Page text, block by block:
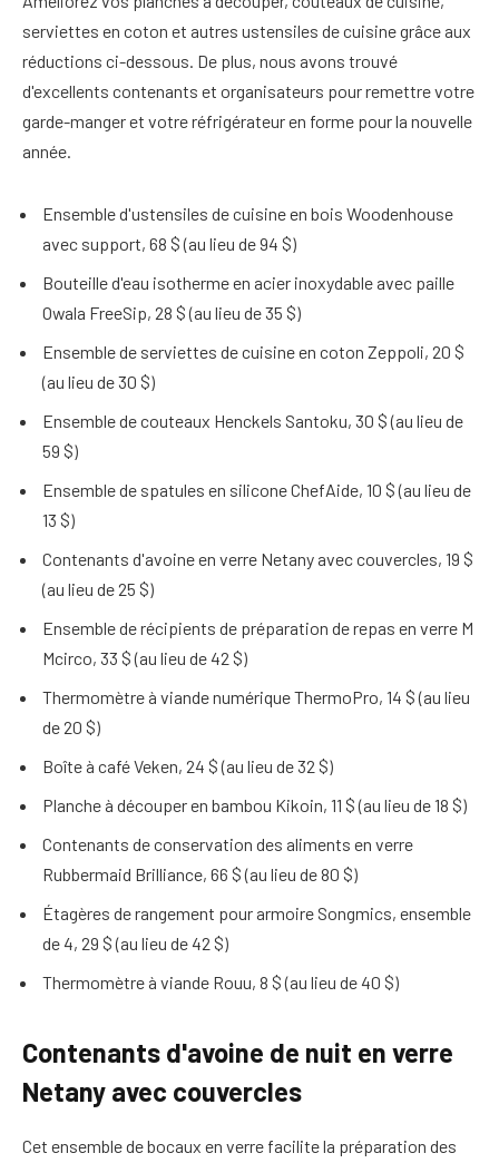
serviettes en coton et autres ustensiles de cuisine grâce aux
réductions ci-dessous. De plus, nous avons trouvé
d'excellents contenants et organisateurs pour remettre votre
garde-manger et votre réfrigérateur en forme pour la nouvelle
année.
Ensemble d'ustensiles de cuisine en bois Woodenhouse
avec support, 68 $ (au lieu de 94 $)
Bouteille d'eau isotherme en acier inoxydable avec paille
Owala FreeSip, 28 $ (au lieu de 35 $)
Ensemble de serviettes de cuisine en coton Zeppoli, 20 $
(au lieu de 30 $)
Ensemble de couteaux Henckels Santoku, 30 $ (au lieu de
59 $)
Ensemble de spatules en silicone ChefAide, 10 $ (au lieu de
13 $)
Contenants d'avoine en verre Netany avec couvercles, 19 $
(au lieu de 25 $)
Ensemble de récipients de préparation de repas en verre M
Mcirco, 33 $ (au lieu de 42 $)
Thermomètre à viande numérique ThermoPro, 14 $ (au lieu
de 20 $)
Boîte à café Veken, 24 $ (au lieu de 32 $)
Planche à découper en bambou Kikoin, 11 $ (au lieu de 18 $)
Contenants de conservation des aliments en verre
Rubbermaid Brilliance, 66 $ (au lieu de 80 $)
Étagères de rangement pour armoire Songmics, ensemble
de 4, 29 $ (au lieu de 42 $)
Thermomètre à viande Rouu, 8 $ (au lieu de 40 $)
Contenants d'avoine de nuit en verre
Netany avec couvercles
Cet ensemble de bocaux en verre facilite la préparation des